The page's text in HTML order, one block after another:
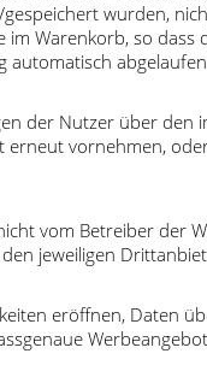
wurden,
Warenkorb, so
automatisch
der Nutzer über
vornehmen,
vom Betreiber der
jeweiligen
eröffnen,